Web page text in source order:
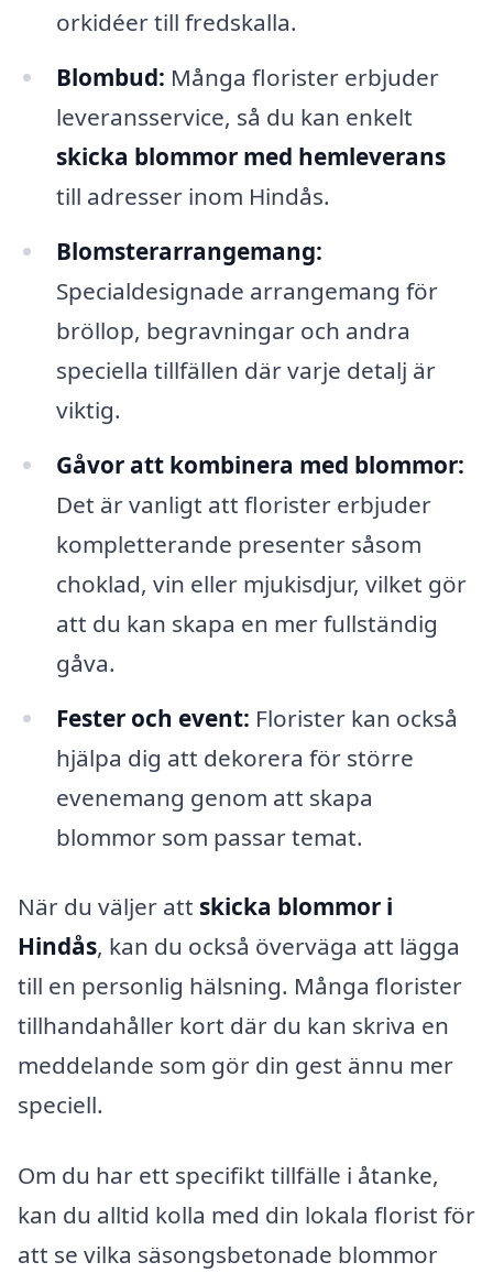
orkidéer till fredskalla.
Blombud: Många florister erbjuder
leveransservice, så du kan enkelt
skicka blommor med hemleverans
till adresser inom Hindås.
Blomsterarrangemang:
Specialdesignade arrangemang för
bröllop, begravningar och andra
speciella tillfällen där varje detalj är
viktig.
Gåvor att kombinera med blommor:
Det är vanligt att florister erbjuder
kompletterande presenter såsom
choklad, vin eller mjukisdjur, vilket gör
att du kan skapa en mer fullständig
gåva.
Fester och event: Florister kan också
hjälpa dig att dekorera för större
evenemang genom att skapa
blommor som passar temat.
När du väljer att skicka blommor i
Hindås, kan du också överväga att lägga
till en personlig hälsning. Många florister
tillhandahåller kort där du kan skriva en
meddelande som gör din gest ännu mer
speciell.
Om du har ett specifikt tillfälle i åtanke,
kan du alltid kolla med din lokala florist för
att se vilka säsongsbetonade blommor